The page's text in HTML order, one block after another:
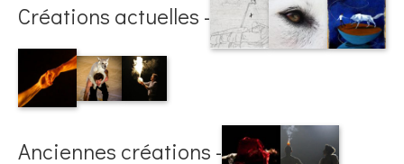
Créations actuelles -
Anciennes créations -